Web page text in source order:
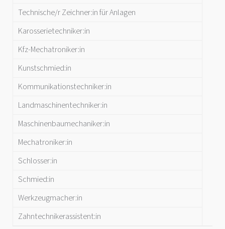
Technische/r Zeichner:in für Anlagen
Karosserietechniker:in
Kfz-Mechatroniker:in
Kunstschmied:in
Kommunikationstechniker:in
Landmaschinentechniker:in
Maschinenbaumechaniker:in
Mechatroniker:in
Schlosser:in
Schmied:in
Werkzeugmacher:in
Zahntechnikerassistent:in